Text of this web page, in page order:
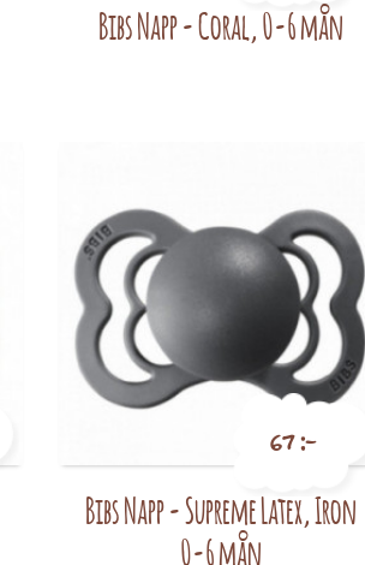
Pris
Bibs Napp - Coral, 0-6 mån
Pris
67 :-
Bibs Napp - Supreme Latex, Iron
0-6 mån